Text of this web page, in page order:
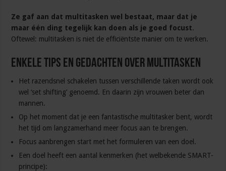
Ze gaf aan dat multitasken wel bestaat, maar dat je
maar één ding tegelijk kan doen als je goed focust.
Oftewel: multitasken is niet de efficiëntste manier om te werken.
Enkele tips en gedachten over multitasken
Het razendsnel schakelen tussen verschillende taken wordt ook
wel ‘set shifting’ genoemd. En daarin zijn vrouwen beter dan
mannen.
Op het moment dat je een fantastische multitasker bent, wordt
het tijd om langzamerhand meer focus aan te brengen.
Focus aanbrengen start met het formuleren van een doel.
Een doel heeft een aantal kenmerken (het welbekende SMART-
principe):